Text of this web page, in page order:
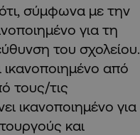
σύμφωνα με την
για τη
του σχολείου.
από
τους/τις
ικανοποιημένο για
και